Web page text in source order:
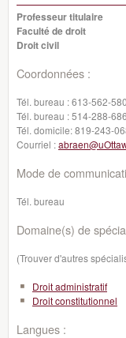
Professeur titulaire
Faculté de droit
Droit civil
Coordonnées :
Tél. bureau :613-562-
Tél. bureau :514-288-
Tél. domicile:819-243-
Courriel :
Mode de
Tél. bureau
Domaine(s) de
(Trouver d'autres
Droit administratif
Droit constitutionnel
Langues :